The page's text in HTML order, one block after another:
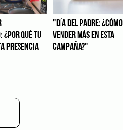
¿POR QUÉ TU
PRESENCIA
"DÍA DEL PADRE: ¿CÓMO
VENDER MÁS EN ESTA
CAMPAÑA?"